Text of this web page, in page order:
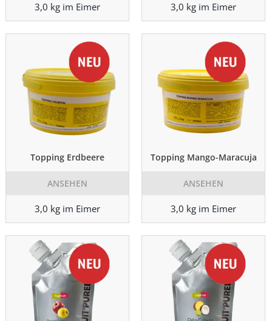
3,0 kg im Eimer 3,0 kg im Eimer
Topping Erdbeere
ANSEHEN
3,0 kg im Eimer
Topping Mango-Maracuja
ANSEHEN
3,0 kg im Eimer